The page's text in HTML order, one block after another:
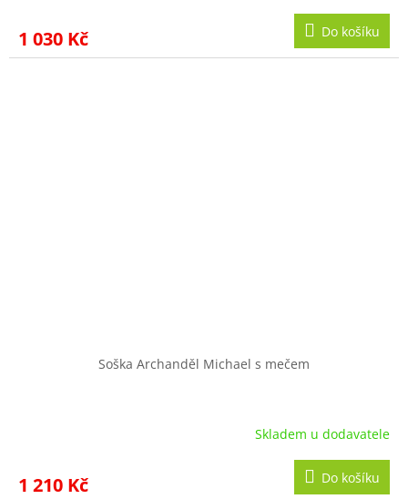
1 030 Kč Do košíku
Soška Archanděl Michael s mečem
Skladem u dodavatele
1 210 Kč Do košíku